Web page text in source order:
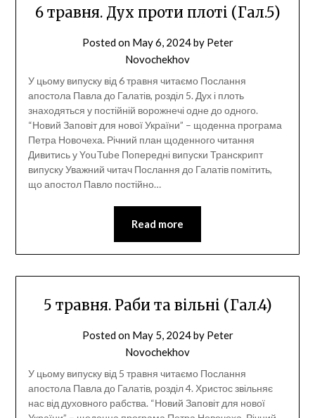
6 травня. Дух проти плоті (Гал.5)
Posted on May 6, 2024by Peter
Novochekhov
У цьому випуску від 6 травня читаємо Послання
апостола Павла до Галатів, розділ 5. Дух і плоть
знаходяться у постійній ворожнечі одне до одного.
“Новий Заповіт для нової України” – щоденна програма
Петра Новочеха. Річний план щоденного читання
Дивитись у YouTube Попередні випуски Транскрипт
випуску Уважний читач Послання до Галатів помітить,
що апостол Павло постійно…
Read more
5 травня. Раби та вільні (Гал.4)
Posted on May 5, 2024by Peter
Novochekhov
У цьому випуску від 5 травня читаємо Послання
апостола Павла до Галатів, розділ 4. Христос звільняє
нас від духовного рабства. “Новий Заповіт для нової